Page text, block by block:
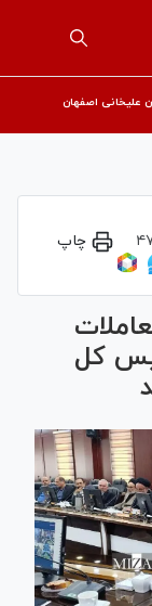
علیخانی اصفهان
چاپ
کل